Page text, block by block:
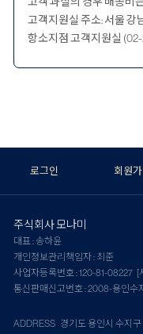
고객지원실 주소: 서울 강
항소지점 고객지원실
로그인 회원가
주식회사 모나미
대표 : 송하윤
개인정보관리책임자 : 최준
사업자등록번호 : 120-81-08227 [
통신판매신고번호 : 2008-용인수
ADDRESS 경기도 용인시 수지구